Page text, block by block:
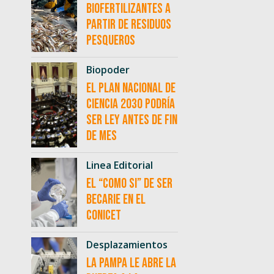
biofertilizantes a
partir de residuos
pesqueros
Biopoder
El Plan Nacional de
Ciencia 2030 podría
ser ley antes de fin
de mes
Linea Editorial
El “como si” de ser
becarie en el
CONICET
Desplazamientos
La Pampa le abre la